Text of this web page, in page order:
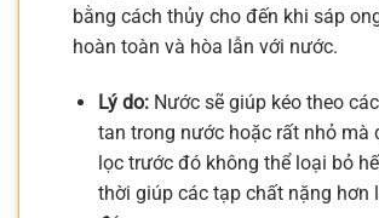
bằng cách thủy cho đến khi sáp
hoàn toàn và hòa lẫn với nước.
Lý do:Nước sẽ giúp kéo theo
tan trong nước hoặc rất nhỏ mà
lọc trước đó không thể loại bỏ
thời giúp các tạp chất nặng hơn